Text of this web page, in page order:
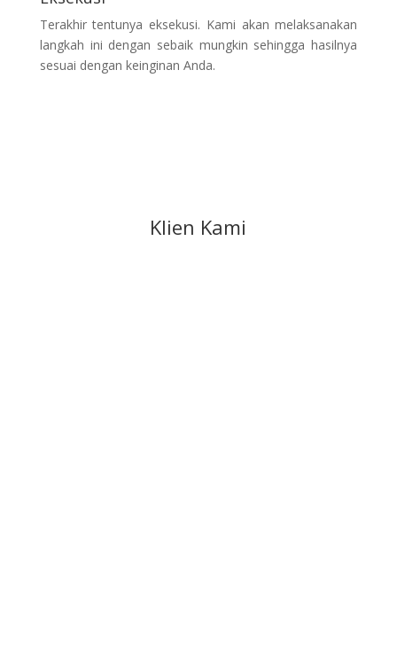
Terakhir tentunya eksekusi. Kami akan melaksanakan
langkah ini dengan sebaik mungkin sehingga hasilnya
sesuai dengan keinginan Anda.
Klien Kami